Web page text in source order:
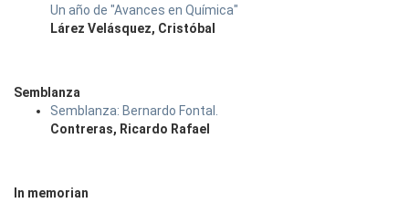
Un año de "Avances en Química"
Lárez Velásquez, Cristóbal
Semblanza
Semblanza: Bernardo Fontal.
Contreras, Ricardo Rafael
In memorian